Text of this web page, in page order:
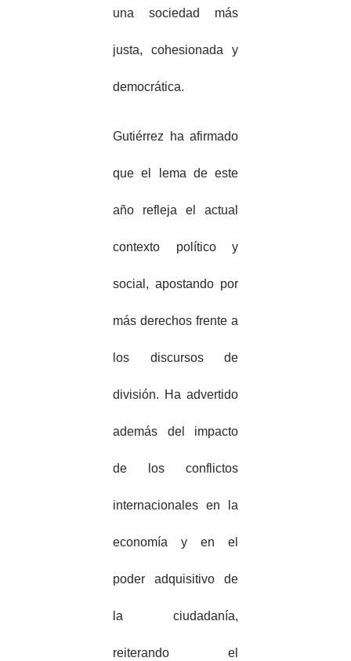
una sociedad más
justa, cohesionada y
democrática.
Gutiérrez ha afirmado
que el lema de este
año refleja el actual
contexto político y
social, apostando por
más derechos frente a
los discursos de
división. Ha advertido
además del impacto
de los conflictos
internacionales en la
economía y en el
poder adquisitivo de
la ciudadanía,
reiterando el